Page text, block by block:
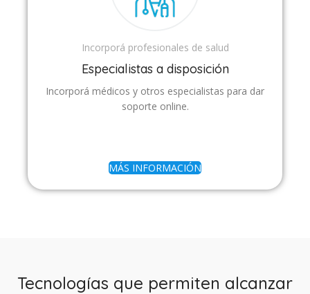
Incorporá profesionales de salud
Especialistas a disposición
Incorporá médicos y otros especialistas para dar
soporte online.
MÁS INFORMACIÓN
Tecnologías que permiten alcanzar